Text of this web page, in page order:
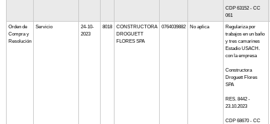
CDP 63152 - CC
061
Orden de
Compra y
Resolución
Servicio
24-10-
2023
8018
CONSTRUCTORA
DROGUETT
FLORES SPA
0764039882 No aplica
Regulariza por
trabajos en un baño
y tres camarines
Estadio USACH.
con la empresa
Constructora
Droguett Flores
SPA
RES. 8442 -
23.10.2023
CDP 68670 - CC